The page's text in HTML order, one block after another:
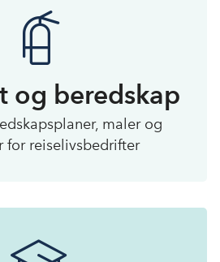
og beredskap
maler og
for reiselivsbedrifter